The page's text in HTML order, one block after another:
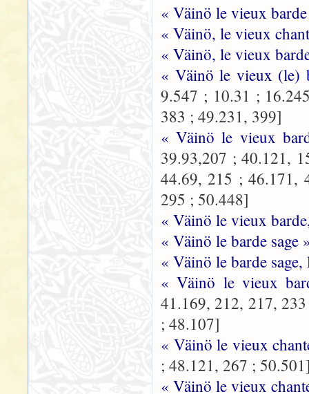
« Väinö le vieux
« Väinö, le vieux
« Väinö, le vieux
« Väinö le vieux (le)
9.547 ; 10.31 ;
383 ; 49.231, 399]
« Väinö le vieux
39.93,207 ; 40.121,
44.69, 215 ; 46.171,
295 ; 50.448]
« Väinö le vieux
« Väinö le barde sage
« Väinö le barde
« Väinö le vieux
41.169, 212, 217,
; 48.107]
« Väinö le vieux
; 48.121, 267 ;
« Väinö le vieux